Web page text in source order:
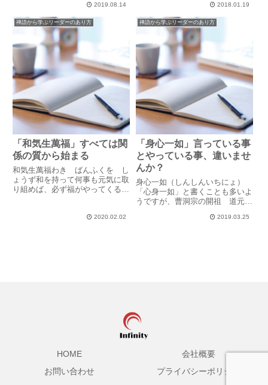
まってくる。起業準備をしていた
頃に読んだコラムに、今も心に残
っているものがあります。「顔を
売ろうと色々なセミナーや講演
会...
2019.08.14
さな物事でも、一つ一つ丁寧に育
めば、やがては万倍となり必ず形
となって残っていく。新年に新た
な誓いを立てた方も多いでしょ
う...
2018.01.19
禅語から学ぶリーダーのあり方
「和気生萬福」すべては関
係の質から始まる
和気生萬福わき ばんふくを し
ょうず和を持って何事も元気に取
り組めば、必ず福がやってくる
妙に納得した私です。今、世間で
2020.02.02
禅語から学ぶリーダーのあり方
「身心一如」言っている事
とやっている事、違いませ
んか？
身心一如（しんしんいちにょ）
「心身一如」と書くことも多いよ
うですが、曹洞宗の開祖 道元禅
ているようです。「身体と心は一
2019.03.25
HOME
会社概要
お問い合わせ
プライバシーポリシー